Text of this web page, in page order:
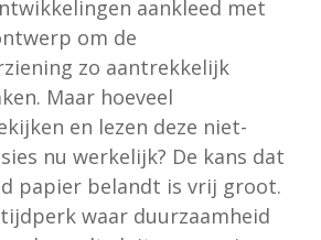
aankleed met
om de
zo aantrekkelijk
Maar hoeveel
en lezen deze niet-
nu werkelijk? De kans dat
papier belandt is vrij groot.
waar duurzaamheid